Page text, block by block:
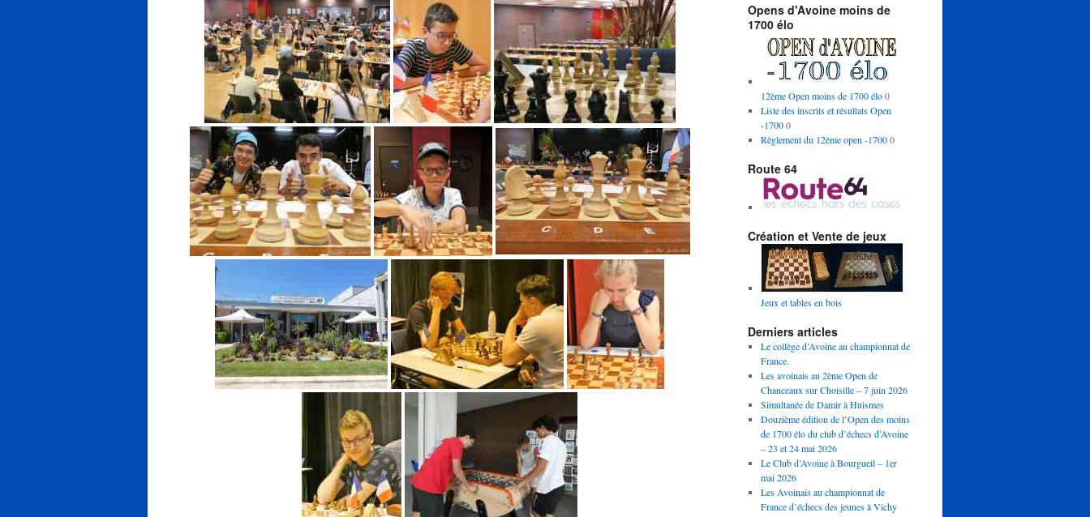
Opens d'Avoine moins de
1700 élo
12ème Open moins de 1700 élo0
Liste des inscrits et résultats Open
-17000
Règlement du 12ème open -17000
Route 64
Création et Vente de jeux
Jeux et tables en bois
Derniers articles
Le collège d’Avoine au championnat de
France.
Les avoinais au 2ème Open de
Chanceaux sur Choisille – 7 juin 2026
Simultanée de Damir à Huismes
Douzième édition de l’Open des moins
de 1700 élo du club d’échecs d’Avoine
– 23 et 24 mai 2026
Le Club d’Avoine à Bourgueil – 1er
mai 2026
Les Avoinais au championnat de
France d’échecs des jeunes à Vichy